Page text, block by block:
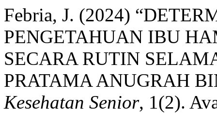
Febria, J. (2024)
PENGETAHUAN IBU
SECARA RUTIN
PRATAMA ANUGRAH
Kesehatan Senior, 1(2).